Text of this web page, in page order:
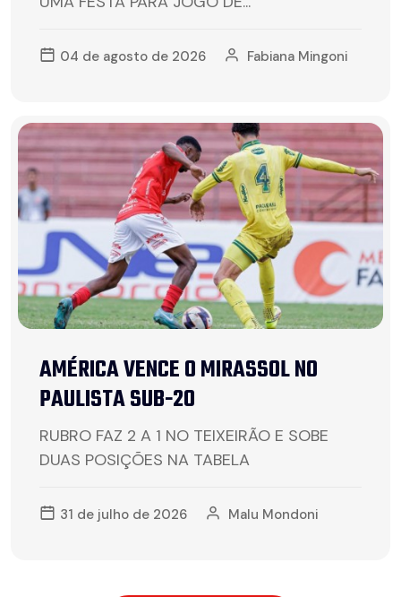
04 de agosto de 2026 Fabiana Mingoni
AMÉRICA VENCE O MIRASSOL NO
PAULISTA SUB-20
RUBRO FAZ 2 A 1 NO TEIXEIRÃO E SOBE
DUAS POSIÇÕES NA TABELA
31 de julho de 2026 Malu Mondoni